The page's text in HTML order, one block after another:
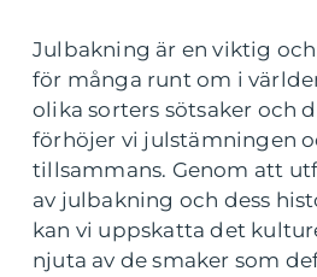
Julbakning är en viktig
för många runt om i
olika sorters sötsaker och
förhöjer vi julstämningen
tillsammans. Genom att
av julbakning och dess
kan vi uppskatta det
njuta av de smaker som